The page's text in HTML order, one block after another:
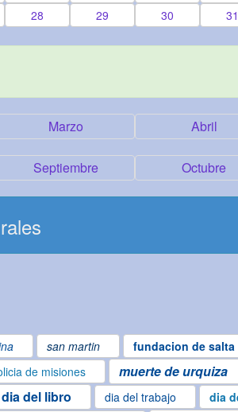
28 29 30 31
Marzo Abril
Septiembre Octubre
san martin fundacion de salta
de misiones muerte de urquiza
dia del libro dia del trabajo dia